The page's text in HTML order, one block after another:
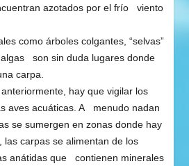
azotados por el frío viento
como árboles colgantes, “selvas”
son sin duda lugares donde
carpa.
hay que vigilar los
aves acuáticas. A menudo nadan
se sumergen en zonas donde hay
carpas se alimentan de los
anátidas que contienen minerales